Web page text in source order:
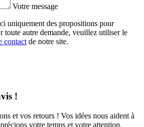
Votre message
uniquement des propositions pour
toute autre demande, veuillez utiliser le
contact de notre site.
!
et vos retours ! Vos idées nous aident à
votre temps et votre attention.